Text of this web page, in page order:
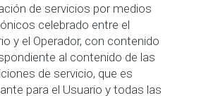
de servicios por medios
celebrado entre el
y el Operador, con contenido
al contenido de las
de servicio, que es
para el Usuario y todas las